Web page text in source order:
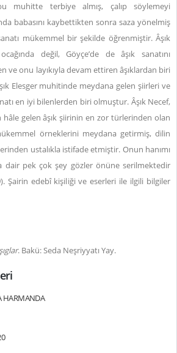
muhitte terbiye almış, çalıp söylemeyi
babasını kaybettikten sonra saza yönelmiş
mükemmel bir şekilde öğrenmiştir. Âşık
değil, Göyçe’de de âşık sanatını
ve onu layıkıyla devam ettiren âşıklardan biri
Elesger muhitinde meydana gelen şiirleri ve
en iyi bilenlerden biri olmuştur. Âşık Necef,
gelen âşık şiirinin en zor türlerinden olan
örneklerini meydana getirmiş, dilin
ustalıkla istifade etmiştir. Onun hanımı
dair pek çok şey gözler önüne serilmektedir
Şairin edebî kişiliği ve eserleri ile ilgili bilgiler
. Bakü: Seda Neşriyyatı Yay.
HARMANDA